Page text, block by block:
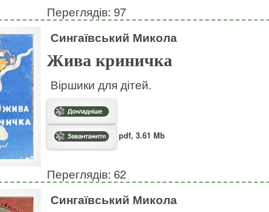
Переглядів: 97
Сингаївський Микола
Жива криничка
Віршики для дітей.
pdf, 3.61 Mb
Переглядів: 62
Сингаївський Микола